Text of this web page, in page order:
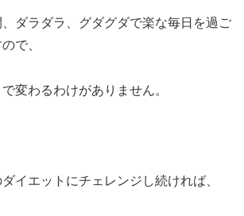
ダラダラ、グダグダで楽な毎日を過ご
で、
変わるわけがありません。
イエットにチェレンジし続ければ、